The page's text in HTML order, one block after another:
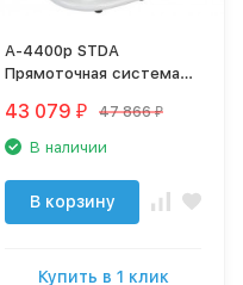
A-4400p STDA
Прямоточная система
43 079 ₽ 47 866 ₽
В наличии
В корзину
Купить в 1 клик